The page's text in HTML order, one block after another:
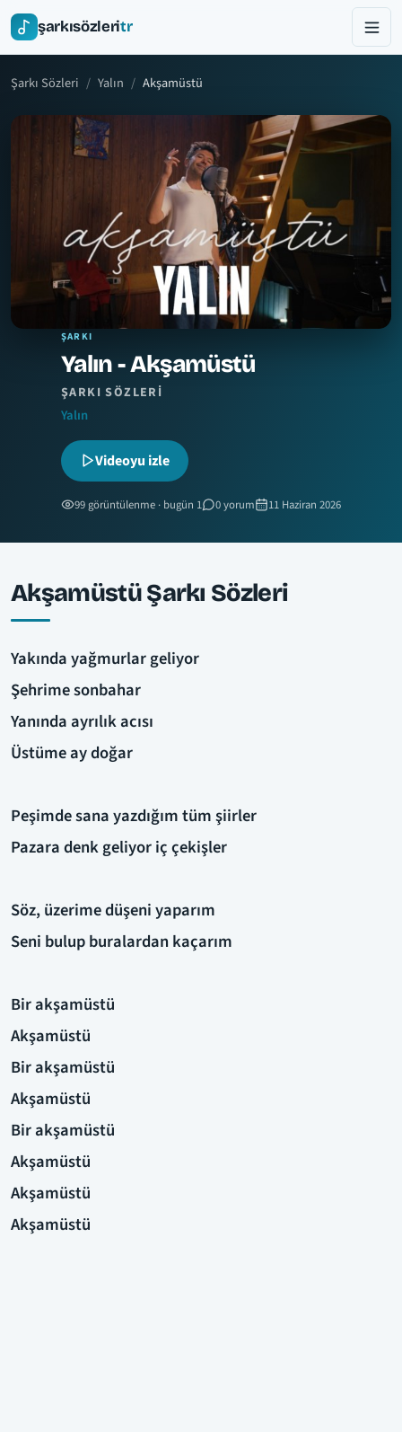
şarkısözleritr
Şarkı Sözleri Yalın Akşamüstü
ŞARKI
Yalın - Akşamüstü
ŞARKI SÖZLERI
Yalın
Videoyu izle
99 görüntülenme · bugün 1 0 yorum 11 Haziran 2026
Akşamüstü Şarkı Sözleri
Yakında yağmurlar geliyor
Şehrime sonbahar
Yanında ayrılık acısı
Üstüme ay doğar
Peşimde sana yazdığım tüm şiirler
Pazara denk geliyor iç çekişler
Söz, üzerime düşeni yaparım
Seni bulup buralardan kaçarım
Bir akşamüstü
Akşamüstü
Bir akşamüstü
Akşamüstü
Bir akşamüstü
Akşamüstü
Akşamüstü
Akşamüstü